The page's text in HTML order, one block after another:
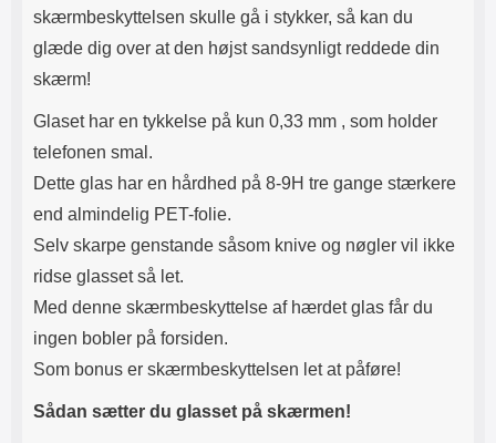
skærmbeskyttelsen skulle gå i stykker, så kan du
glæde dig over at den højst sandsynligt reddede din
skærm!
Glaset har en tykkelse på kun 0,33 mm , som holder
telefonen smal.
Dette glas har en hårdhed på 8-9H tre gange stærkere
end almindelig PET-folie.
Selv skarpe genstande såsom knive og nøgler vil ikke
ridse glasset så let.
Med denne skærmbeskyttelse af hærdet glas får du
ingen bobler på forsiden.
Som bonus er skærmbeskyttelsen let at påføre!
Sådan sætter du glasset på skærmen!